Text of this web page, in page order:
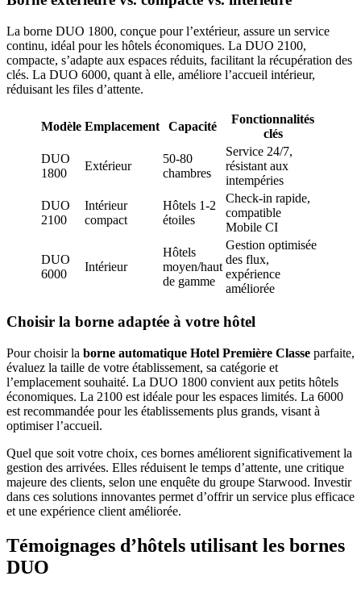
La borne DUO 1800, conçue pour l’extérieur, assure un service
continu, idéal pour les hôtels économiques. La DUO 2100,
compacte, s’adapte aux espaces réduits, facilitant la récupération des
clés. La DUO 6000, quant à elle, améliore l’accueil intérieur,
réduisant les files d’attente.
Modèle Emplacement Capacité
Fonctionnalités
clés
DUO
1800
Extérieur
50-80
chambres
Service 24/7,
résistant aux
intempéries
DUO
2100
Intérieur
compact
Hôtels 1-2
étoiles
Check-in rapide,
compatible
Mobile CI
DUO
6000
Intérieur
Hôtels
moyen/haut
de gamme
Gestion optimisée
des flux,
expérience
améliorée
Choisir la borne adaptée à votre hôtel
Pour choisir la borne automatique Hotel Première Classe parfaite,
évaluez la taille de votre établissement, sa catégorie et
l’emplacement souhaité. La DUO 1800 convient aux petits hôtels
économiques. La 2100 est idéale pour les espaces limités. La 6000
est recommandée pour les établissements plus grands, visant à
optimiser l’accueil.
Quel que soit votre choix, ces bornes améliorent significativement la
gestion des arrivées. Elles réduisent le temps d’attente, une critique
majeure des clients, selon une enquête du groupe Starwood. Investir
dans ces solutions innovantes permet d’offrir un service plus efficace
et une expérience client améliorée.
Témoignages d’hôtels utilisant les bornes
DUO